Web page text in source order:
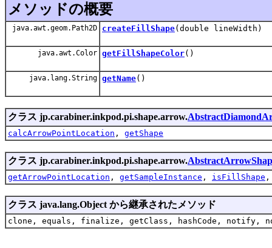
メソッドの概要
java.awt.geom.Path2D createFillShape(double lineWidth)
java.awt.Color getFillShapeColor()
java.lang.String getName()
クラス jp.carabiner.inkpod.pi.shape.arrow.
calcArrowPointLocation , getShape
クラス jp.carabiner.inkpod.pi.shape.arrow.
getArrowPointLocation , getSampleInstance , isFillShape
クラス java.lang.Object から継承されたメソッド
clone, equals, finalize, getClass, hashCode,